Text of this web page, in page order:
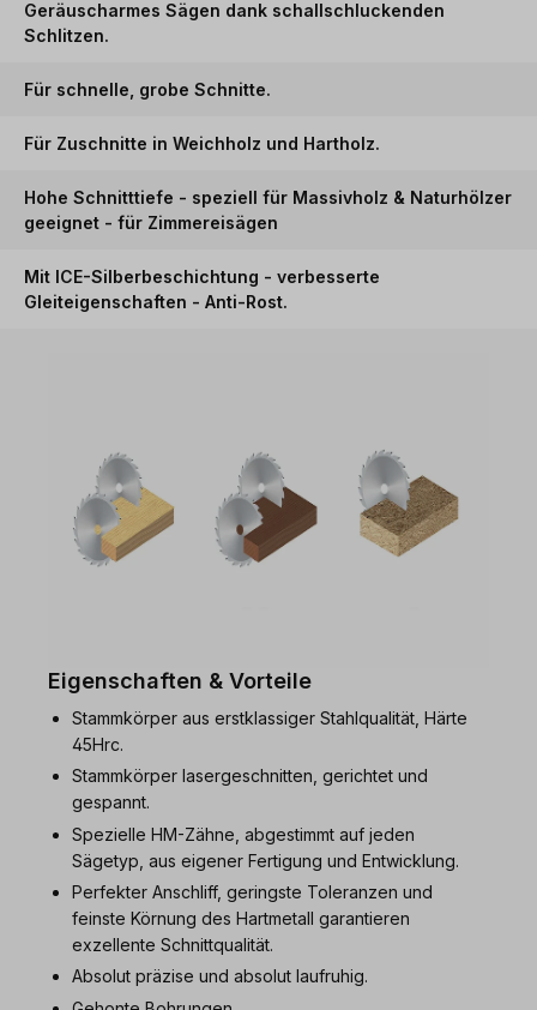
Geräuscharmes Sägen dank schallschluckenden
Schlitzen.
Für schnelle, grobe Schnitte.
Für Zuschnitte in Weichholz und Hartholz.
Hohe Schnitttiefe - speziell für Massivholz & Naturhölzer
geeignet - für Zimmereisägen
Mit ICE-Silberbeschichtung - verbesserte
Gleiteigenschaften - Anti-Rost.
Eigenschaften & Vorteile
Stammkörper aus erstklassiger Stahlqualität, Härte
45Hrc.
Stammkörper lasergeschnitten, gerichtet und
gespannt.
Spezielle HM-Zähne, abgestimmt auf jeden
Sägetyp, aus eigener Fertigung und Entwicklung.
Perfekter Anschliff, geringste Toleranzen und
feinste Körnung des Hartmetall garantieren
exzellente Schnittqualität.
Absolut präzise und absolut laufruhig.